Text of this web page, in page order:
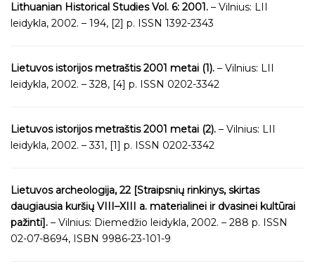
Lithuanian Historical Studies Vol. 6: 2001. – Vilnius: LII
leidykla, 2002. – 194, [2] p. ISSN 1392-2343
Lietuvos istorijos metraštis 2001 metai (1). – Vilnius: LII
leidykla, 2002. – 328, [4] p. ISSN 0202-3342
Lietuvos istorijos metraštis 2001 metai (2). – Vilnius: LII
leidykla, 2002. – 331, [1] p. ISSN 0202-3342
Lietuvos archeologija, 22 [Straipsnių rinkinys, skirtas
daugiausia kuršių VIII–XIII a. materialinei ir dvasinei kultūrai
pažinti]. – Vilnius: Diemedžio leidykla, 2002. – 288 p. ISSN
02-07-8694, ISBN 9986-23-101-9